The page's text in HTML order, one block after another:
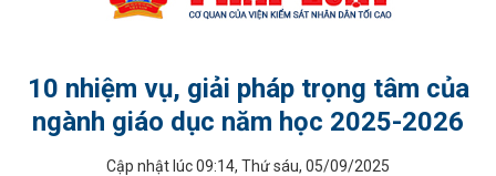
10 nhiệm vụ, giải pháp trọng tâm của
ngành giáo dục năm học 2025-2026
Cập nhật lúc 09:14, Thứ sáu, 05/09/2025